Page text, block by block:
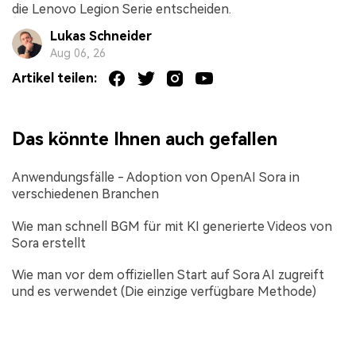
die Lenovo Legion Serie entscheiden.
Lukas Schneider
Aug 06, 26
Artikel teilen:
Das könnte Ihnen auch gefallen
Anwendungsfälle - Adoption von OpenAI Sora in
verschiedenen Branchen
Wie man schnell BGM für mit KI generierte Videos von
Sora erstellt
Wie man vor dem offiziellen Start auf Sora AI zugreift
und es verwendet (Die einzige verfügbare Methode)